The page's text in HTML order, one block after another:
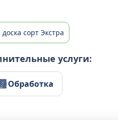
сорт Экстра
услуги:
Обработка